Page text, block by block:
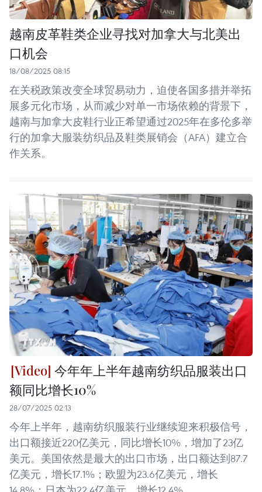
越南皮革鞋类企业寻找对加拿大与北美出
口机会
18/08/2025 08:15
在关税政策改变全球贸易动力，迫使各国多措并举拓
展多元化市场，从而减少对单一市场依赖的背景下，
越南与加拿大皮鞋行业正希望通过2025年在多伦多举
行的加拿大服装纺织品及鞋类展销会（AFA）建立合
作关系。
今年年上半年越南纺织品服装出口
额同比增长10%
28/07/2025 02:13
今年上半年，越南纺织服装行业继续迎来积极信号，
出口额接近220亿美元，同比增长10%，增加了23亿
美元。美国依然是最大的出口市场，出口额达到87.7
亿美元，增长17.1%；欧盟为23.6亿美元，增长